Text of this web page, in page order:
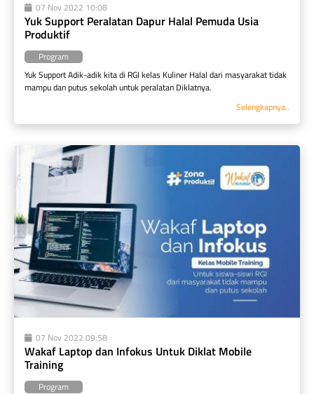
07 Nov 2022 10:08
Yuk Support Peralatan Dapur Halal Pemuda Usia
Produktif
Program
Yuk Support Adik-adik kita di RGI kelas Kuliner Halal dari masyarakat tidak
mampu dan putus sekolah untuk peralatan Diklatnya.
Selengkapnya..
07 Nov 2022 09:58
Wakaf Laptop dan Infokus Untuk Diklat Mobile
Training
Program